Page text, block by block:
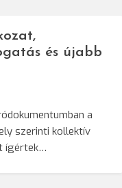
és újabb
a
szerinti kollektív
ígértek…